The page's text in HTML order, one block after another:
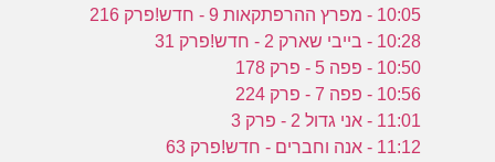
10:05 - מפרץ ההרפתקאות 9 - חדש!פרק 216
10:28 - בייבי שארק 2 - חדש!פרק 31
10:50 - פפה 5 - פרק 178
10:56 - פפה 7 - פרק 224
11:01 - אני גדול 2 - פרק 3
11:12 - אנה וחברים - חדש!פרק 63